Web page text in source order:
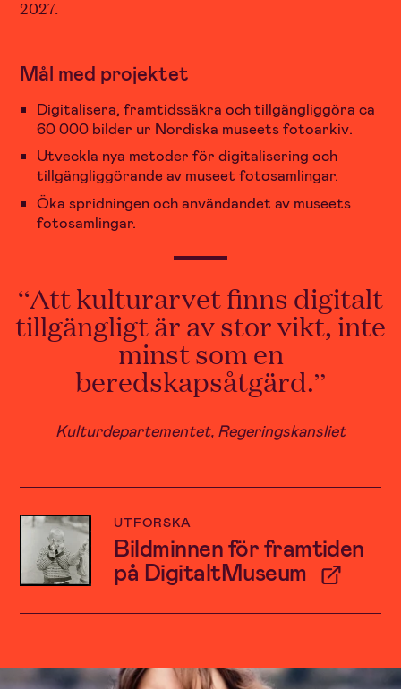
2027.
Mål med projektet
Digitalisera, framtidssäkra och tillgängliggöra ca
60 000 bilder ur Nordiska museets fotoarkiv.
Utveckla nya metoder för digitalisering och
tillgängliggörande av museet fotosamlingar.
Öka spridningen och användandet av museets
fotosamlingar.
Att kulturarvet finns digitalt
tillgängligt är av stor vikt, inte
minst som en
beredskapsåtgärd.
Kulturdepartementet, Regeringskansliet
UTFORSKA
Bildminnen för framtiden
på DigitaltMuseum